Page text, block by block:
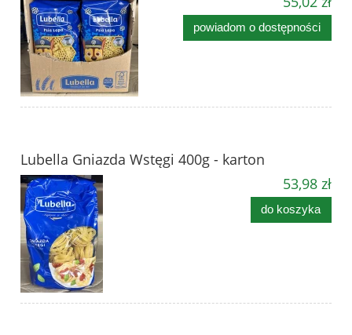
powiadom o dostępności
Lubella Gniazda Wstęgi 400g - karton
53,98 zł
do koszyka